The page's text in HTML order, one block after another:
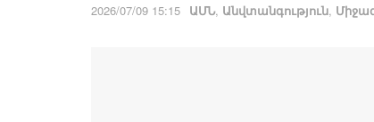
2026/07/09 15:15 ԱՄՆ, Անվտանգություն,